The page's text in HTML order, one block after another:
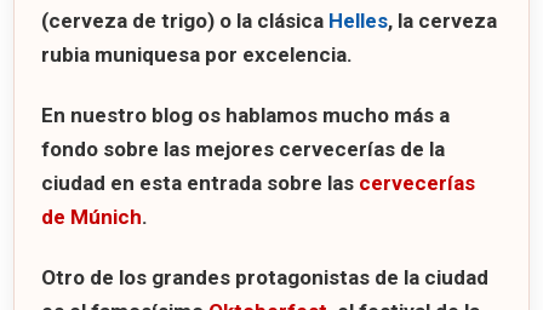
(cerveza de trigo) o la clásica Helles, la cerveza
rubia muniquesa por excelencia.
En nuestro blog os hablamos mucho más a
fondo sobre las mejores cervecerías de la
ciudad en esta entrada sobre las cervecerías
de Múnich.
Otro de los grandes protagonistas de la ciudad